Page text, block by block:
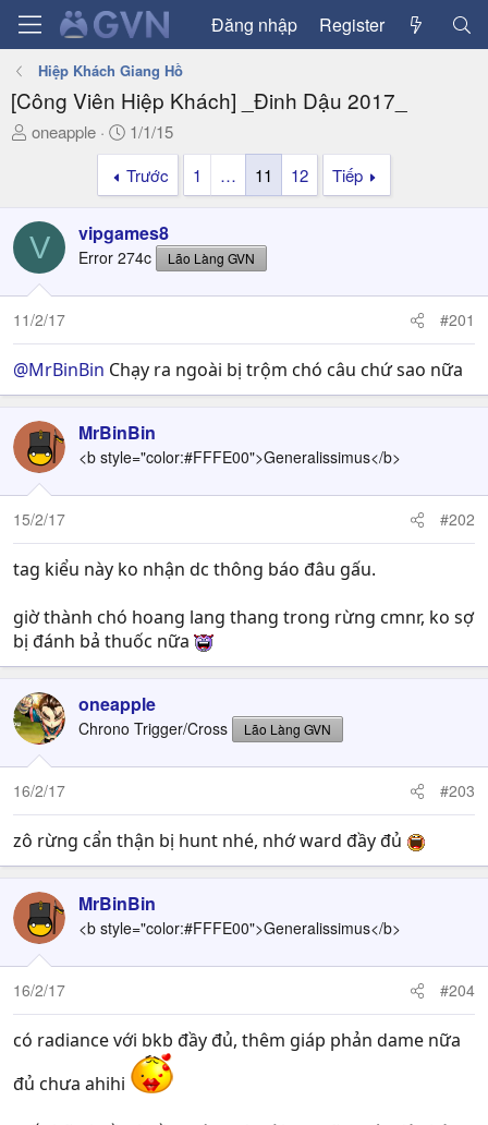
Đăng nhập Register
Hiệp Khách Giang Hồ
[Công Viên Hiệp Khách] _Đinh Dậu 2017_
T
a
d
s
t
a
t
e
oneapple
N
g
à
y
ử
i
1/1/15
Trước
1 … 11 12 Tiếp
V vipgames8
Error 274c Lão Làng GVN
11/2/17 #201
@MrBinBin Chạy ra ngoài bị trộm chó câu chứ sao nữa
MrBinBin
<b style="color:#FFFE00">Generalissimus</b>
15/2/17 #202
tag kiểu này ko nhận dc thông báo đâu gấu.
giờ thành chó hoang lang thang trong rừng cmnr, ko sợ
bị đánh bả thuốc nữa
oneapple
Chrono Trigger/Cross Lão Làng GVN
16/2/17 #203
zô rừng cẩn thận bị hunt nhé, nhớ ward đầy đủ
MrBinBin
<b style="color:#FFFE00">Generalissimus</b>
16/2/17 #204
có radiance với bkb đầy đủ, thêm giáp phản dame nữa
đủ chưa ahihi